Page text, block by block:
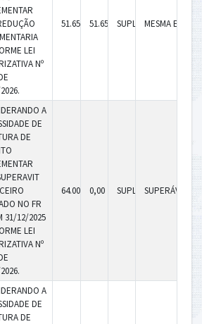
LEI
Nº
51.650,4451.650,44SUPLEMENTAR
MESMA
A
DE
DE
NO FR
31/12/2025
LEI
Nº
64.000,000,00 SUPLEMENTAR
SUPERÁVIT
A
DE
DE